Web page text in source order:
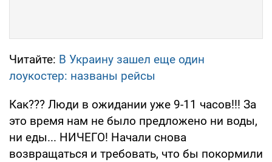
Читайте: В Украину зашел еще один
лоукостер: названы рейсы
Как??? Люди в ожидании уже 9-11 часов!!! За
это время нам не было предложено ни воды,
ни еды... НИЧЕГО! Начали снова
возвращаться и требовать, что бы покормили